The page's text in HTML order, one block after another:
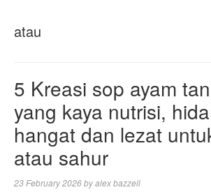
atau
5 Kreasi sop ayam
yang kaya nutrisi,
hangat dan lezat
atau sahur
23 February 2026byalex bazzell